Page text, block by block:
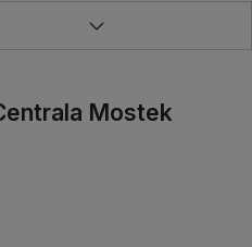
Mostek